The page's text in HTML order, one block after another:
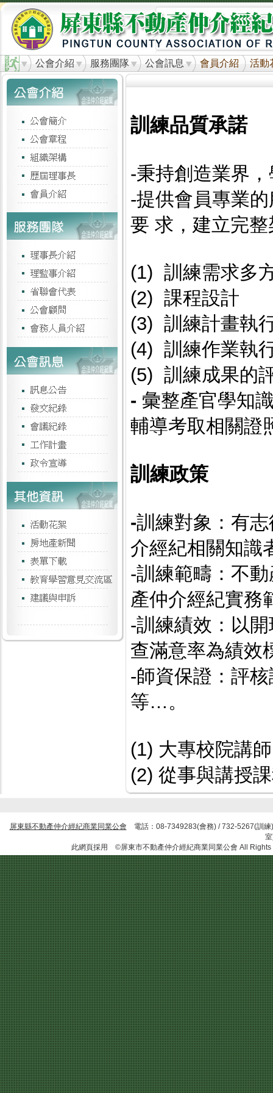
公會介紹 服務團隊 公會訊息 會員介紹 活動
訓練品質承諾
-秉持創造業界
-提供會員專業
要 求，建立完
(1) 訓練需求多
(2) 課程設計
(3) 訓練計畫執
(4) 訓練作業執
(5) 訓練成果的
- 彙整產官學知
輔導考取相關證
訓練政策
-訓練對象：有
介經紀相關知識
-訓練範疇：不
產仲介經紀實務
-訓練績效：以
查滿意率為績效
-師資保證：評
等…。
(1) 大專校院講
(2) 從事與講授
屏東縣不動產仲介經紀商業同業公會 電話：08-7349283(會務) / 732-5267(訓
此網頁採用 ©屏東市不動產仲介經紀商業同業公會 All Rights